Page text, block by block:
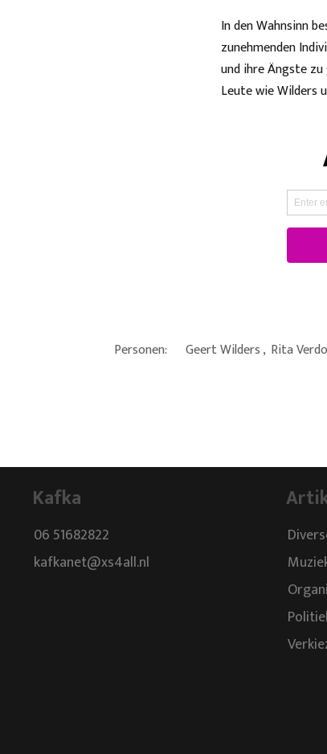
In den Wahnsinn
zunehmenden
und ihre Ängste
Leute wie Wilders
Personen: Geert Wilders, Rita
Kafka
06 51682822
kafkanet@xs4all.nl